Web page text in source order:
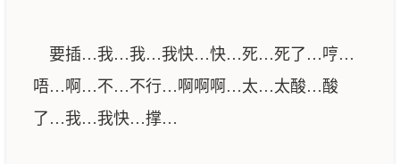
要插…我…我…我快…快…死…死了…哼…
唔…啊…不…不行…啊啊啊…太…太酸…酸
了…我…我快…撑…